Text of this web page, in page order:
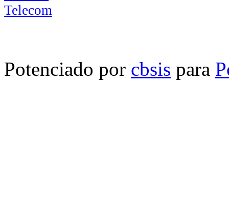
Potenciado por cbsis para